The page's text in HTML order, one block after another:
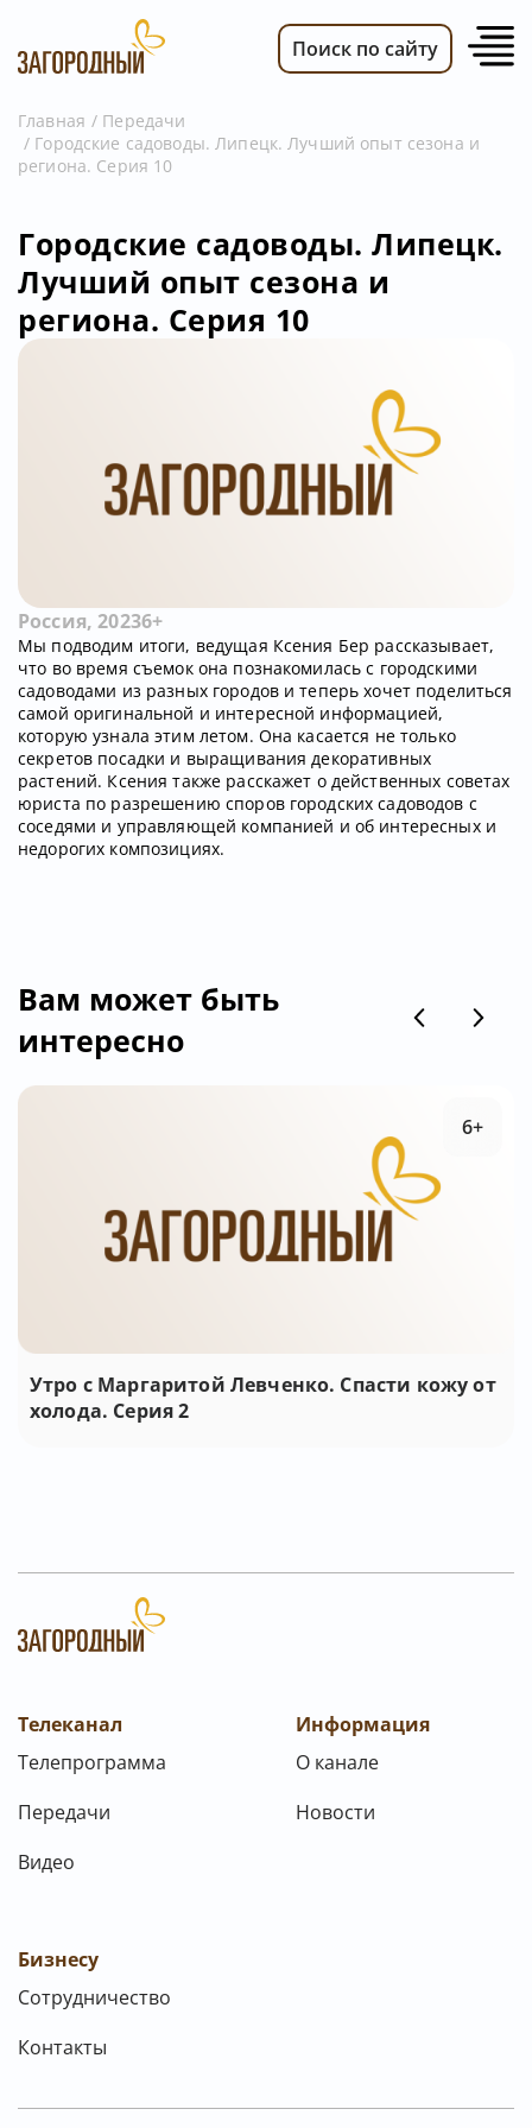
ВИДЕО
ПЕРЕДАЧИ
ТЕЛЕПРОГРАММА
РЕКЛАМОДАТЕЛЯМ
Поиск по сайту
Главная
Передачи
Городские садоводы. Липецк. Лучший опыт сезона и
региона. Серия 10
Городские садоводы. Липецк.
Лучший опыт сезона и
региона. Серия 10
Россия, 20236+
Мы подводим итоги, ведущая Ксения Бер рассказывает,
что во время съемок она познакомилась с городскими
садоводами из разных городов и теперь хочет поделиться
самой оригинальной и интересной информацией,
которую узнала этим летом. Она касается не только
секретов посадки и выращивания декоративных
растений. Ксения также расскажет о действенных советах
юриста по разрешению споров городских садоводов с
соседями и управляющей компанией и об интересных и
недорогих композициях.
Вам может быть
интересно
Утро с Маргаритой Левченко. Спасти кожу от
холода. Серия 2
6+
Телеканал
Телепрограмма
Передачи
Видео
Информация
О канале
Новости
Бизнесу
Сотрудничество
Контакты